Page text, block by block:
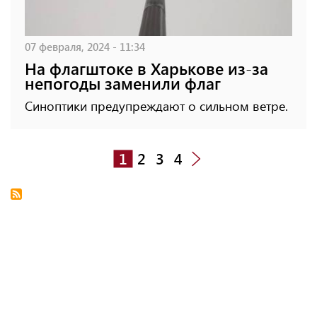
07 февраля, 2024 - 11:34
На флагштоке в Харькове из-за
непогоды заменили флаг
Синоптики предупреждают о сильном ветре.
1 2 3 4